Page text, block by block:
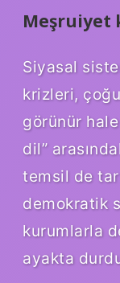
Meşruiyet
Siyasal
krizleri,
görünür
dil”
temsil de
demokratik
kurumlarla
ayakta